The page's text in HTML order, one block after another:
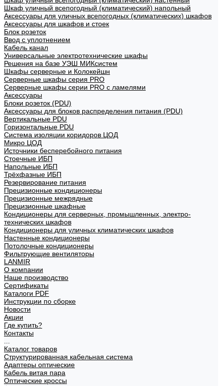
Шкаф уличный всепогодный (климатический) напольный
Аксессуары для уличных всепогодных (климатических) шкафов
Аксессуары для шкафов и стоек
Блок розеток
Ввод с уплотнением
Кабель канал
Универсальные электротехнические шкафы
Решения на базе УЭШ МИКсистем
Шкафы серверные и Колокейшн
Серверные шкафы серия PRO
Серверные шкафы серии PRO с ламелями
Аксессуары
Блоки розеток (PDU)
Аксессуары для блоков распределения питания (PDU)
Вертикальные PDU
Горизонтальные PDU
Система изоляции коридоров ЦОД
Микро ЦОД
Источники бесперебойного питания
Стоечные ИБП
Напольные ИБП
Трёхфазные ИБП
Резервирование питания
Прецизионные кондиционеры
Прецизионные межрядные
Прецизионные шкафные
Кондиционеры для серверных, промышленных, электро-
технических шкафов
Кондиционеры для уличных климатических шкафов
Настенные кондиционеры
Потолочные кондиционеры
Фильтрующие вентиляторы
LANMIR
О компании
Наше производство
Сертификаты
Каталоги PDF
Инструкции по сборке
Новости
Акции
Где купить?
Контакты
Каталог товаров
Структурированная кабельная система
Адаптеры оптические
Кабель витая пара
Оптические кроссы